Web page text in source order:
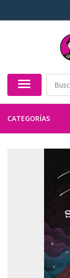
CATEGORÍAS